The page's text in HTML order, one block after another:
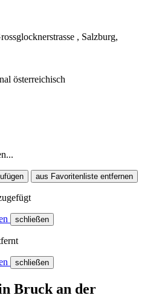
, Salzburg,
österreichisch
aus Favoritenliste entfernen
schließen
schließen
Bruck an der